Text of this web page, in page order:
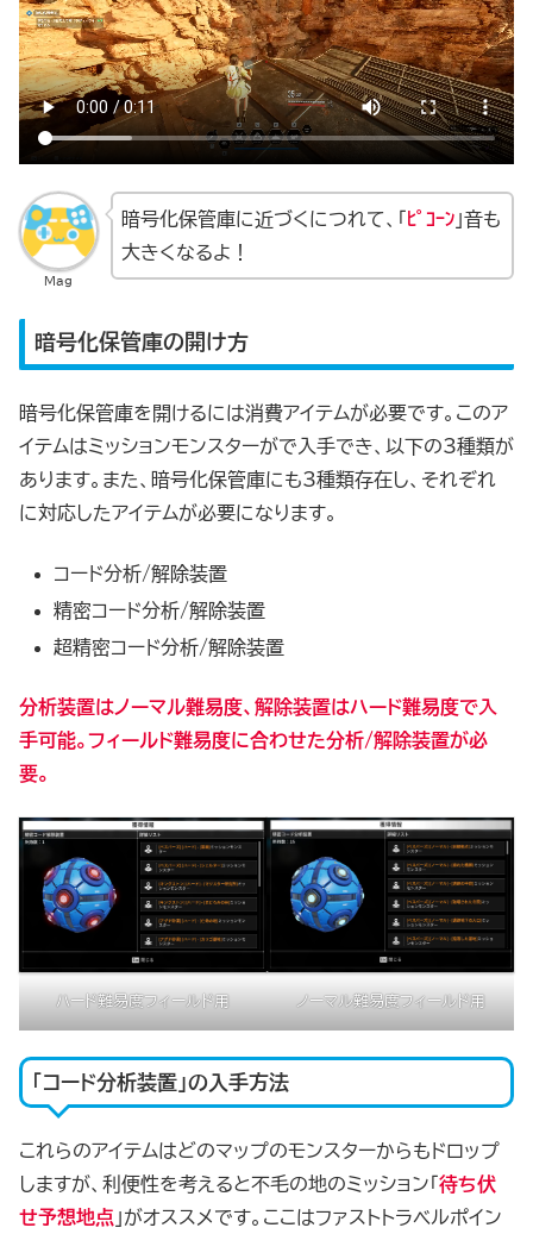
Mag
暗号化保管庫に近づくにつれて、「 ﾋﾟｺｰﾝ」音も
大きくなるよ！
暗号化保管庫の開け方
暗号化保管庫を開けるには消費アイテムが必要です。このア
イテムはミッションモンスターがで入手でき、以下の3種類が
あります。また、暗号化保管庫にも3種類存在し、それぞれ
に対応したアイテムが必要になります。
コード分析/解除装置
精密コード分析/解除装置
超精密コード分析/解除装置
分析装置はノーマル難易度、解除装置はハード難易度で入
手可能。フィールド難易度に合わせた分析/解除装置が必
要。
ハード難易度フィールド用 ノーマル難易度フィールド用
「コード分析装置」の入手方法
これらのアイテムはどのマップのモンスターからもドロップ
しますが、利便性を考えると不毛の地のミッション「 待ち伏
せ予想地点 」がオススメです。ここはファストトラベルポイン